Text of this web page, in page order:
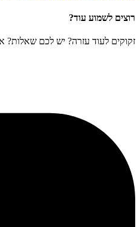
רוצים לשמוע עוד?
זקוקים לעוד עזרה? יש לכם שאלות?